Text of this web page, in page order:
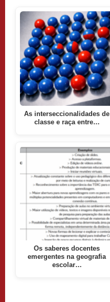
As interseccionalidades de
classe e raça entre…
Os saberes docentes
emergentes na geografia
escolar…